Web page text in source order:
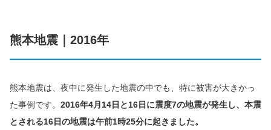
熊本地震｜2016年
熊本地震は、夜中に発生した地震の中でも、特に被害が大きかっ
た事例です。 2016年4月14日と16日に震度7の地震が発生し、本震
とされる16日の地震は午前1時25分に起きました。